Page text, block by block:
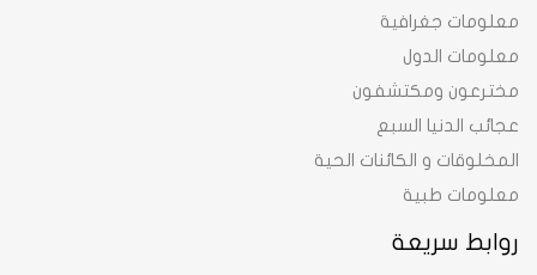
روابط سريعة
معلومات جغرافية
معلومات الدول
مخترعون ومكتشفون
عجائب الدنيا السبع
المخلوقات و الكائنات الحية
معلومات طبية